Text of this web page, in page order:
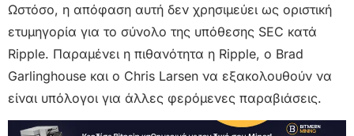
Ωστόσο, η απόφαση αυτή δεν χρησιμεύει ως οριστική
ετυμηγορία για το σύνολο της υπόθεσης SEC κατά
Ripple. Παραμένει η πιθανότητα η Ripple, ο Brad
Garlinghouse και ο Chris Larsen να εξακολουθούν να
είναι υπόλογοι για άλλες φερόμενες παραβιάσεις.